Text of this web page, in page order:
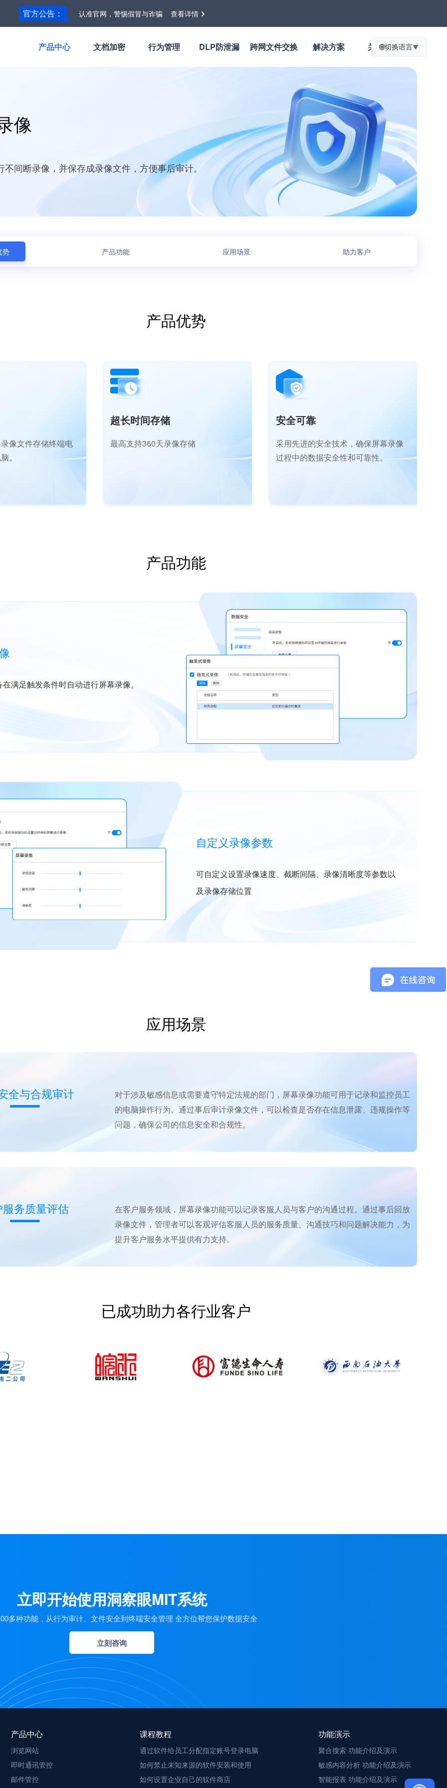
官方公告： 认准官网，警惕假冒与诈骗 查看详情
产品中心 文档加密 行为管理 DLP防泄漏 跨网文件交换 解决方案 关于我们
🌐切换语言▼
像
不间断录像，并保存成录像文件，方便事后审计。
势 产品功能 应用场景 助力客户
产品优势
像文件存储终端电
。
超长时间存储
最高支持360天录像存储
安全可靠
采用先进的安全技术，确保屏幕录像
过程中的数据安全性和可靠性。
产品功能
满足触发条件时自动进行屏幕录像。
自定义录像参数
可自定义设置录像速度、截断间隔、录像清晰度等参数以
及录像存储位置
应用场景
全与合规审计
对于涉及敏感信息或需要遵守特定法规的部门，屏幕录像功能可用于记录和监控员工
的电脑操作行为。通过事后审计录像文件，可以检查是否存在信息泄露、违规操作等
问题，确保公司的信息安全和合规性。
务质量评估
在客户服务领域，屏幕录像功能可以记录客服人员与客户的沟通过程。通过事后回放
录像文件，管理者可以客观评估客服人员的服务质量、沟通技巧和问题解决能力，为
提升客户服务水平提供有力支持。
已成功助力各行业客户
立即开始使用洞察眼MIT系统
多种功能，从行为审计、文件安全到终端安全管理 全方位帮您保护数据安全
立刻咨询
产品中心
浏览网站
即时通讯管控
邮件管控
课程教程
通过软件给员工分配指定账号登录电脑
如何禁止未知来源的软件安装和使用
如何设置企业自己的软件商店
功能演示
聚合搜索 功能介绍及演示
敏感内容分析 功能介绍及演示
智能报表 功能介绍及演示